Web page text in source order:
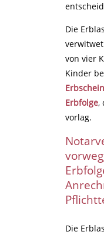
Die
von vier
Kinder
Erbschein
Erbfolge,
vorlag.
Die